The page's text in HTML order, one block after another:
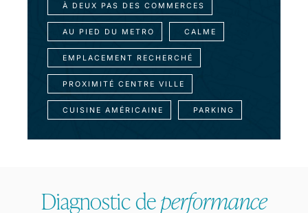
À DEUX PAS DES COMMERCES
AU PIED DU METRO CALME
EMPLACEMENT RECHERCHÉ
PROXIMITÉ CENTRE VILLE
CUISINE AMÉRICAINE PARKING
Diagnostic deperformance